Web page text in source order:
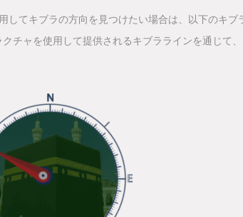
てキブラの方向を見つけたい場合は、以下のキブ
チャを使用して提供されるキブララインを通じて